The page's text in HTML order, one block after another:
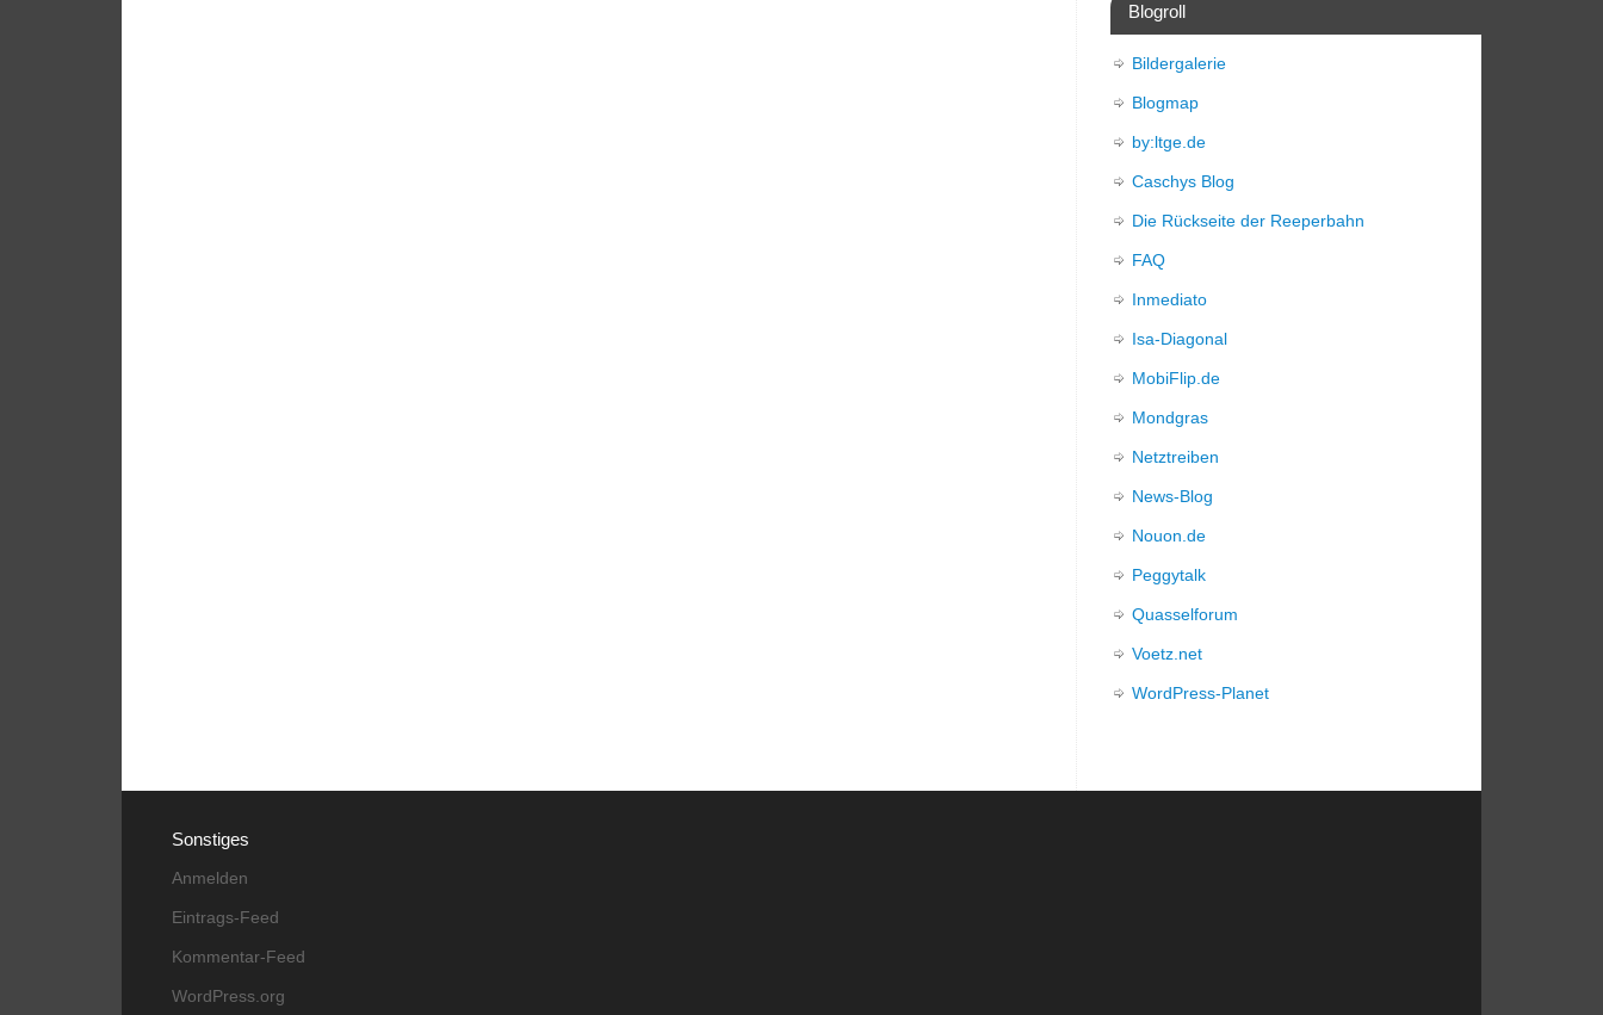
Blogroll
Bildergalerie
Blogmap
by:ltge.de
Caschys Blog
Die Rückseite der Reeperbahn
FAQ
Inmediato
Isa-Diagonal
MobiFlip.de
Mondgras
Netztreiben
News-Blog
Nouon.de
Peggytalk
Quasselforum
Voetz.net
WordPress-Planet
Sonstiges
Anmelden
Eintrags-Feed
Kommentar-Feed
WordPress.org